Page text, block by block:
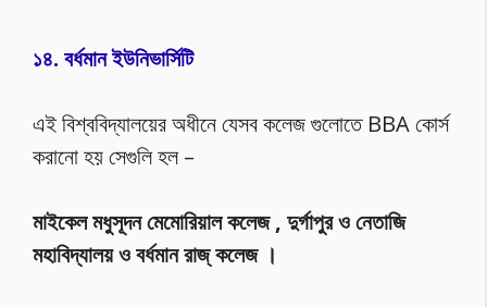
১৪. বর্ধমান ইউনিভার্সিটি
এই বিশ্ববিদ্যালয়ের অধীনে যেসব কলেজ গুলোতে BBA কোর্স
করানো হয় সেগুলি হল –
মাইকেল মধুসূদন মেমোরিয়াল কলেজ , দুর্গাপুর ও নেতাজি
মহাবিদ্যালয় ও বর্ধমান রাজ্ কলেজ ।